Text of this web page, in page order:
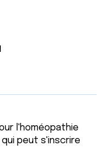
l'homéopathie
peut s'inscrire